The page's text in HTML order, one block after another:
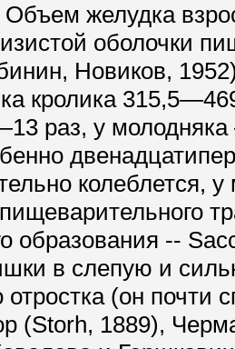
Объем желудка
оболочки
Новиков,
кролика
раз, у
колеблется,
образования --
в слепую и
отростка (он
(Storh, 1889),